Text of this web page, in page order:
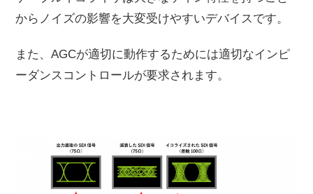
からノイズの影響を大変受けやすいデバイスです。
また、AGCが適切に動作するためには適切なインピ
ーダンスコントロールが要求されます。